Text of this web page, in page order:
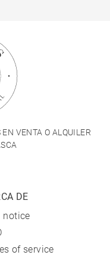
VENTA O ALQUILER
DE
notice
of service